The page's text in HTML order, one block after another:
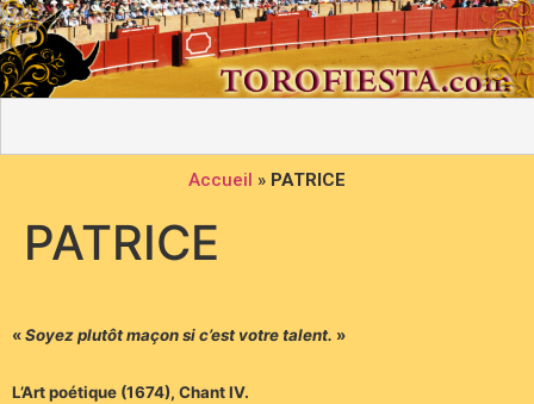
Accueil » PATRICE
PATRICE
«Soyez plutôt maçon si c’est votre talent. »
L’Art poétique (1674), Chant IV.